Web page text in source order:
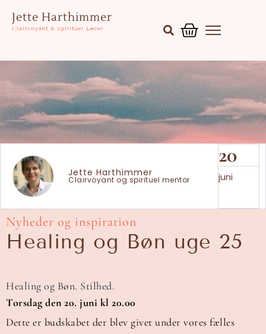
indholdet
Jette Harthimmer
Clairvoyant & Spirituel Lærer
Jette Harthimmer
Clairvoyant og spirituel mentor
20
juni
Nyheder og inspiration
Healing og Bøn uge 25
Healing og Bøn. Stilhed.
Torsdag den 20. juni kl 20.00
Dette er budskabet der blev givet under vores fælles